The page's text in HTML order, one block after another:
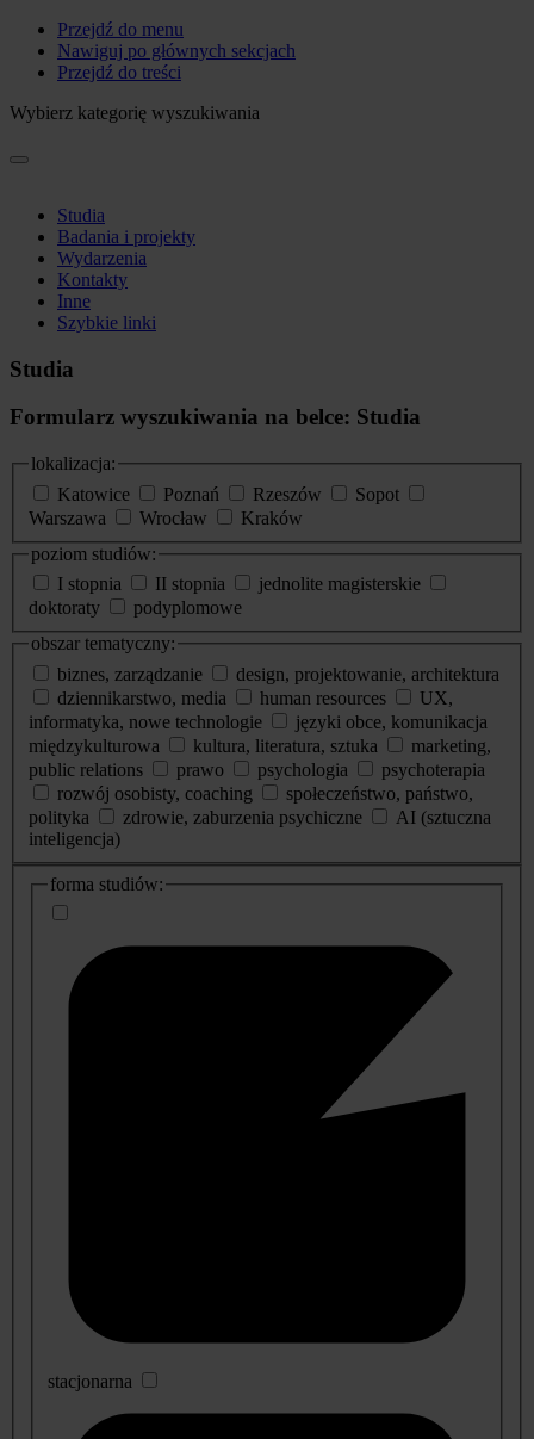
Przejdź do menu
Nawiguj po głównych sekcjach
Przejdź do treści
Wybierz kategorię wyszukiwania
Studia
Badania i projekty
Wydarzenia
Kontakty
Inne
Szybkie linki
Studia
Formularz wyszukiwania na belce: Studia
lokalizacja:
Katowice
Poznań Rzeszów
Sopot
Warszawa
Wrocław
Kraków
poziom studiów:
I stopnia
II stopnia
jednolite magisterskie
doktoraty
podyplomowe
obszar tematyczny:
biznes, zarządzanie
design, projektowanie, architektura
dziennikarstwo, media
human resources
UX,
informatyka, nowe technologie
języki obce, komunikacja
międzykulturowa
kultura, literatura, sztuka
marketing,
public relations
prawo psychologia
psychoterapia
rozwój osobisty, coaching
społeczeństwo, państwo,
polityka
zdrowie, zaburzenia psychiczne
AI (sztuczna
inteligencja)
dodatkowe
informacje
forma studiów:
stacjonarna